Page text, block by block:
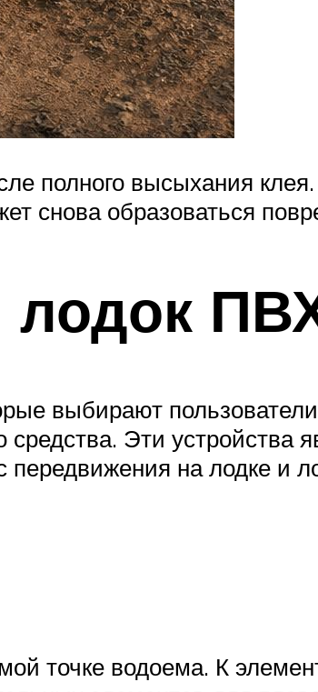
полного высыхания
снова образоваться
лодок
выбирают
Эти устройства
передвижения на лодке и
точке водоема. К